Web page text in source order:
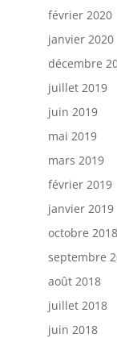
février 2020
janvier 2020
décembre
juillet 2019
juin 2019
mai 2019
mars 2019
février 2019
janvier 2019
octobre 2018
septembre
août 2018
juillet 2018
juin 2018